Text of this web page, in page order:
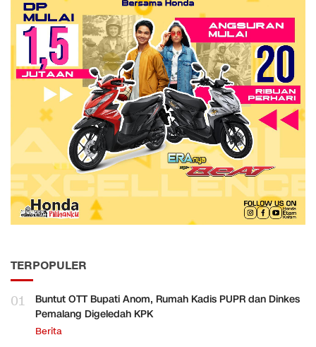
TERPOPULER
01
Buntut OTT Bupati Anom, Rumah Kadis PUPR dan Dinkes
Pemalang Digeledah KPK
Berita